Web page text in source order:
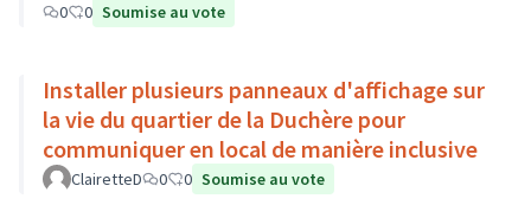
0
0 Soumise au vote
Installer plusieurs panneaux d'affichage sur
la vie du quartier de la Duchère pour
communiquer en local de manière inclusive
ClairetteD 0 0 Soumise au vote